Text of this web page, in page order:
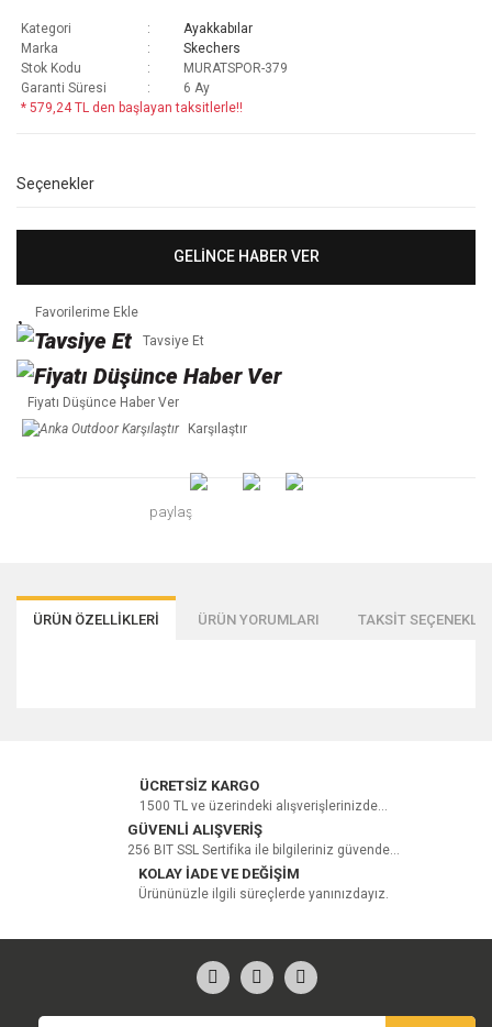
Kategori
Ayakkabılar
Marka
Skechers
Stok Kodu
MURATSPOR-379
Garanti Süresi
6 Ay
* 579,24 TL den başlayan taksitlerle!!
Seçenekler
GELİNCE HABER VER
Tavsiye Et
Fiyatı Düşünce Haber Ver
Karşılaştır
paylaş
ÜRÜN ÖZELLİKLERİ ÜRÜN YORUMLARI TAKSİT
Bu ürüne ilk yorumu siz yapın!
Yorum Yaz
ÜCRETSİZ KARGO
1500 TL ve üzerindeki alışverişlerinizde...
GÜVENLİ ALIŞVERİŞ
256 BIT SSL Sertifika ile bilgileriniz güvende...
KOLAY İADE VE DEĞİŞİM
Ürününüzle ilgili süreçlerde yanınızdayız.